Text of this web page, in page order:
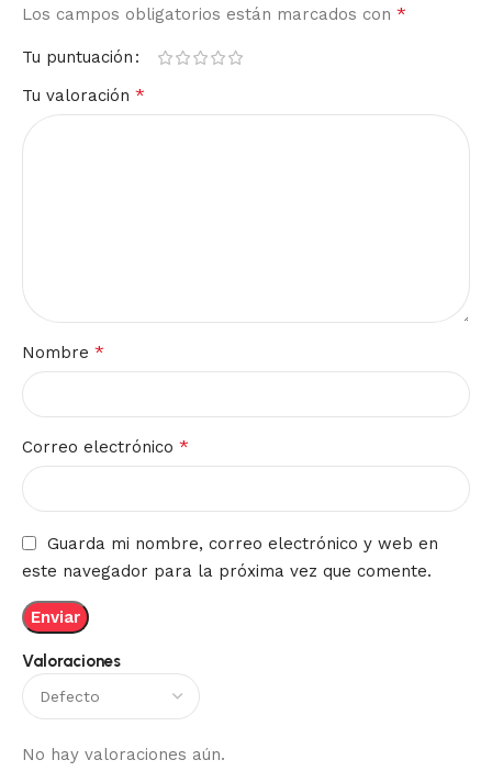
Valoraciones
No hay valoraciones aún.
Los campos obligatorios están marcados con *
Tu puntuación
Tu valoración *
Nombre *
Correo electrónico *
Guarda mi nombre, correo electrónico y web en
este navegador para la próxima vez que comente.